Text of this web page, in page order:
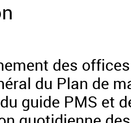
des offices
du Plan de
guide PMS et